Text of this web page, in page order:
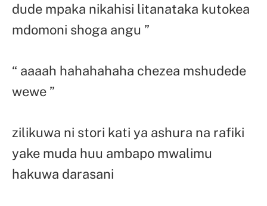
dude mpaka nikahisi litanataka kutokea
mdomoni shoga angu ”
“ aaaah hahahahaha chezea mshudede
wewe ”
zilikuwa ni stori kati ya ashura na rafiki
yake muda huu ambapo mwalimu
hakuwa darasani